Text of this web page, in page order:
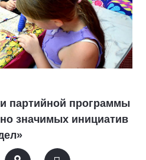
партийной программы
значимых инициатив